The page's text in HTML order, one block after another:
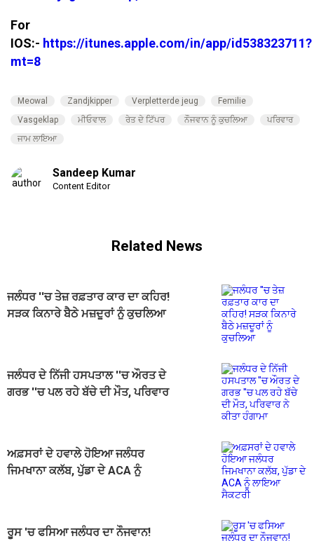
For
IOS:- https://itunes.apple.com/in/app/id538323711?
mt=8
Meowal Zandjkipper Verpletterde jeug
Femilie
Vasgeklap
ਮੀਓਵਾਲ ਰੇਤ ਦੇ ਟਿੱਪਰ ਨੌਜਵਾਨ ਨੂੰ ਕੁਚਲਿਆ
ਪਰਿਵਾਰ
ਜਾਮ ਲਾਇਆ
Sandeep Kumar
Content Editor
Related News
ਜਲੰਧਰ ''ਚ ਤੇਜ਼ ਰਫ਼ਤਾਰ ਕਾਰ ਦਾ ਕਹਿਰ!
ਸੜਕ ਕਿਨਾਰੇ ਬੈਠੇ ਮਜ਼ਦੂਰਾਂ ਨੂੰ ਕੁਚਲਿਆ
ਜਲੰਧਰ ਦੇ ਨਿੱਜੀ ਹਸਪਤਾਲ ''ਚ ਔਰਤ ਦੇ
ਗਰਭ ''ਚ ਪਲ ਰਹੇ ਬੱਚੇ ਦੀ ਮੌਤ, ਪਰਿਵਾਰ
ਅਫ਼ਸਰਾਂ ਦੇ ਹਵਾਲੇ ਹੋਇਆ ਜਲੰਧਰ
ਜਿਮਖਾਨਾ ਕਲੱਬ, ਪੁੱਡਾ ਦੇ ACA ਨੂੰ
ਰੂਸ 'ਚ ਫਸਿਆ ਜਲੰਧਰ ਦਾ ਨੌਜਵਾਨ!